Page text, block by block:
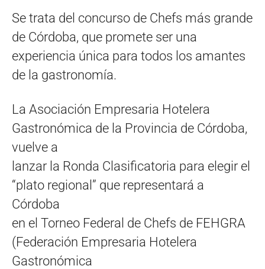
Se trata del concurso de Chefs más grande
de Córdoba, que promete ser una
experiencia única para todos los amantes
de la gastronomía.
La Asociación Empresaria Hotelera
Gastronómica de la Provincia de Córdoba,
vuelve a
lanzar la Ronda Clasificatoria para elegir el
“plato regional” que representará a
Córdoba
en el Torneo Federal de Chefs de FEHGRA
(Federación Empresaria Hotelera
Gastronómica